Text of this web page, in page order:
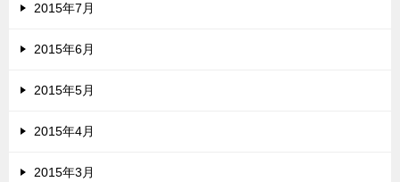
2015年7月
2015年6月
2015年5月
2015年4月
2015年3月